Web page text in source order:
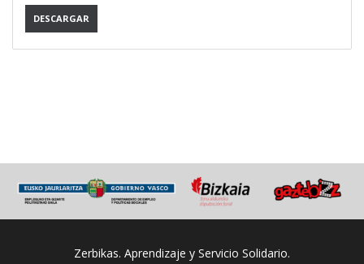
DESCARGAR
Zerbikas. Aprendizaje y Servicio Solidario.